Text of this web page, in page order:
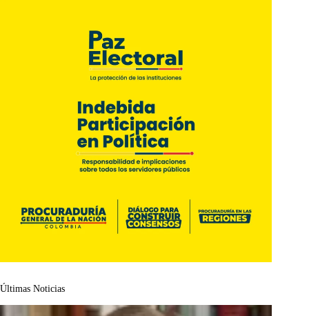
Últimas Noticias